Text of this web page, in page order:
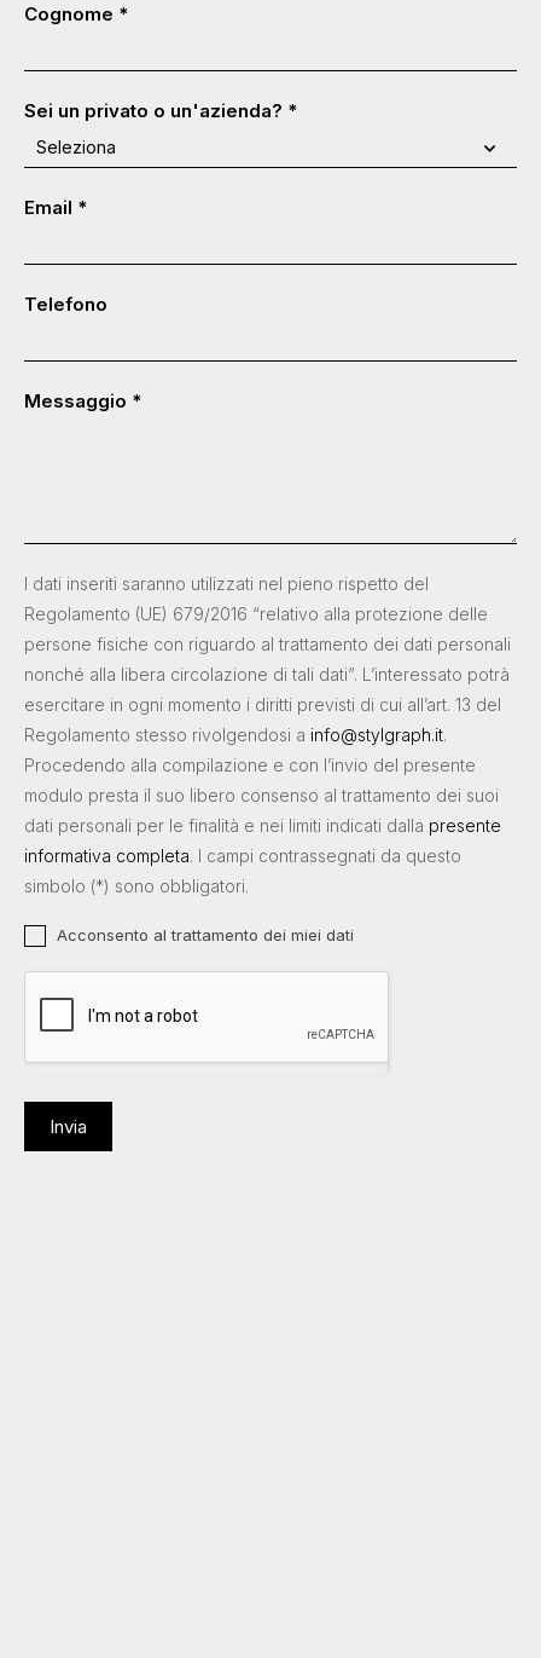
Cognome *
Sei un privato o un'azienda? *
Email *
Telefono
Messaggio *
I dati inseriti saranno utilizzati nel pieno rispetto del
Regolamento (UE) 679/2016 “relativo alla protezione delle
persone fisiche con riguardo al trattamento dei dati personali
nonché alla libera circolazione di tali dati”. L’interessato potrà
esercitare in ogni momento i diritti previsti di cui all’art. 13 del
Regolamento stesso rivolgendosi a info@stylgraph.it.
Procedendo alla compilazione e con l’invio del presente
modulo presta il suo libero consenso al trattamento dei suoi
dati personali per le finalità e nei limiti indicati dalla presente
informativa completa. I campi contrassegnati da questo
simbolo (*) sono obbligatori.
Acconsento al trattamento dei miei dati
Invia